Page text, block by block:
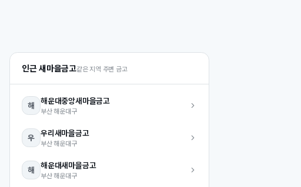
인근 새마을금고같은 지역 주변 금고
해 해운대중앙새마을금고
부산해운대구
우 우리새마을금고
부산해운대구
해 해운대새마을금고
부산해운대구